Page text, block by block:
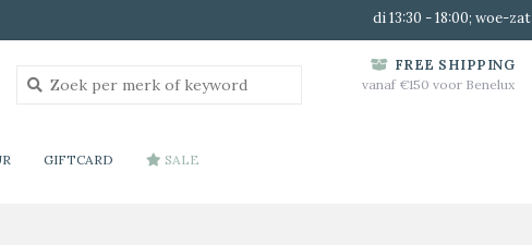
di 13:30 - 18:00; woe-zat
FREE SHIPPING
vanaf €150 voor Benelux
GIFTCARD SALE